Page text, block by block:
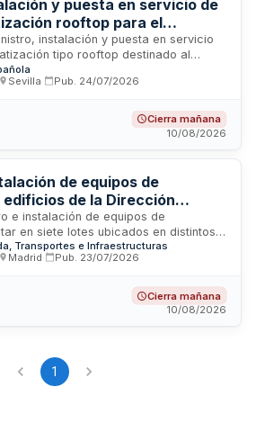
y puesta en servicio de
rooftop para el
Espacial Española
instalación y puesta en servicio
tipo rooftop destinado al
Espacial Española. El contrato incluye
equipo, su montaje en las
de la agencia siguiendo
establecidas en el pliego de
Sevilla Pub. 24/07/2026
Cierra mañana
10/08/2026
de equipos de
de la Dirección
Mercante
e instalación de equipos de
en siete lotes ubicados en distintos
de la Dirección General de la
trabajos incluyen todas las
instalaciones, con un plazo de
la coordinación de seguridad y
Transportes e Infraestructuras
Madrid Pub. 23/07/2026
Cierra mañana
10/08/2026
1